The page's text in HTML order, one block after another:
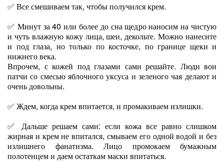
✅ Все смешиваем так, чтобы получился крем.
✅ Минут за 40 или более до сна щедро наносим на чистую
и чуть влажную кожу лица, шеи, декольте. Можно нанесите
и под глаза, но только по косточке, по границе щеки и
нижнего века.
Впрочем, с кожей под глазами сами решайте. Люди вон
патчи со смесью яблочного уксуса и зеленого чая делают и
очень довольны.
✅ Ждем, когда крем впитается, и промакиваем излишки.
✅ Дальше решаем сами: если кожа все равно слишком
жирная и крем не впитался, смываем его одной водой и без
излишнего фанатизма. Лицо промокаем бумажным
полотенцем и даем остаткам маски впитаться.